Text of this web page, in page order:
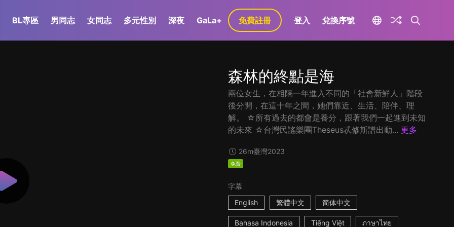
BL專區 男同志 女同志 多元性別 深夜 GaLa+ 免費註冊 登入 兌換序號
森林的終點是海
兩位女生，在相隔一年進入不同的「社會新鮮人」階段
後分開，在這十年之間，她們靠近、生活、陪伴、理
解。 ☆所有過去的都會是養分，跟著我們一起進到未知
的未來 ☆台灣民謠樂團Theseus忒修斯譜出動... 更多
26m臺灣2023
免費
字幕
English
繁體中文 简体中文
Bahasa Indonesia Tiếng Việt ภาษาไทย